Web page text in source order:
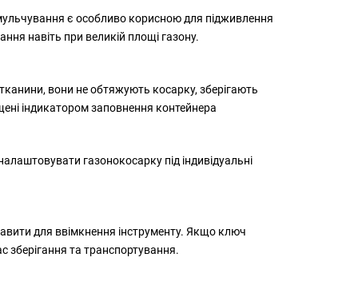
є особливо корисною для підживлення
навіть при великій площі газону.
вони не обтяжують косарку, зберігають
індикатором заповнення контейнера
газонокосарку під індивідуальні
для ввімкнення інструменту. Якщо ключ
зберігання та транспортування.